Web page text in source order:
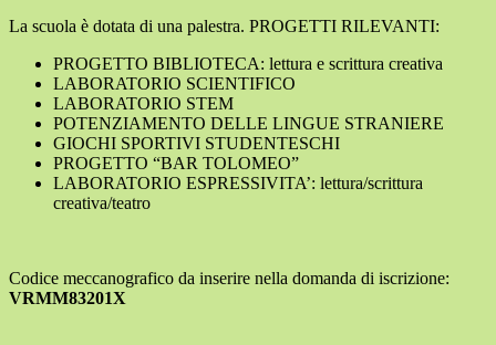
La scuola è dotata di una palestra. PROGETTI RILEVANTI:
PROGETTO BIBLIOTECA: lettura e scrittura creativa
LABORATORIO SCIENTIFICO
LABORATORIO STEM
POTENZIAMENTO DELLE LINGUE STRANIERE
GIOCHI SPORTIVI STUDENTESCHI
PROGETTO “BAR TOLOMEO”
LABORATORIO ESPRESSIVITA’: lettura/scrittura
creativa/teatro
Codice meccanografico da inserire nella domanda di iscrizione:
VRMM83201X